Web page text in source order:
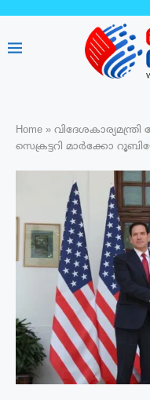
Home »
സെക്രട്ടറി മാര്‍ക്കോ